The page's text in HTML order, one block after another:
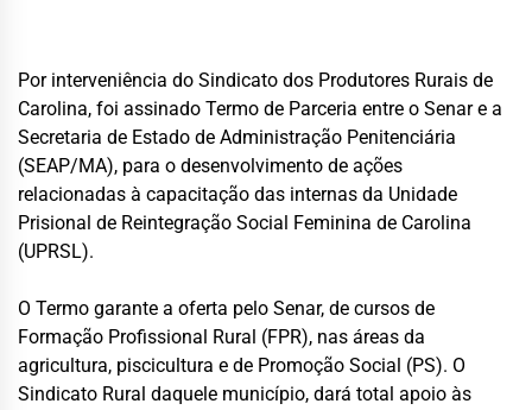
Por interveniência do Sindicato dos Produtores Rurais de
Carolina, foi assinado Termo de Parceria entre o Senar e a
Secretaria de Estado de Administração Penitenciária
(SEAP/MA), para o desenvolvimento de ações
relacionadas à capacitação das internas da Unidade
Prisional de Reintegração Social Feminina de Carolina
(UPRSL).
O Termo garante a oferta pelo Senar, de cursos de
Formação Profissional Rural (FPR), nas áreas da
agricultura, piscicultura e de Promoção Social (PS). O
Sindicato Rural daquele município, dará total apoio às